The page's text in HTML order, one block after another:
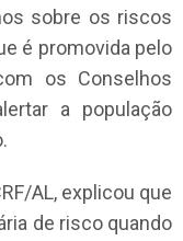
sobre os riscos
é promovida pelo
os Conselhos
a população
AL, explicou que
de risco quando